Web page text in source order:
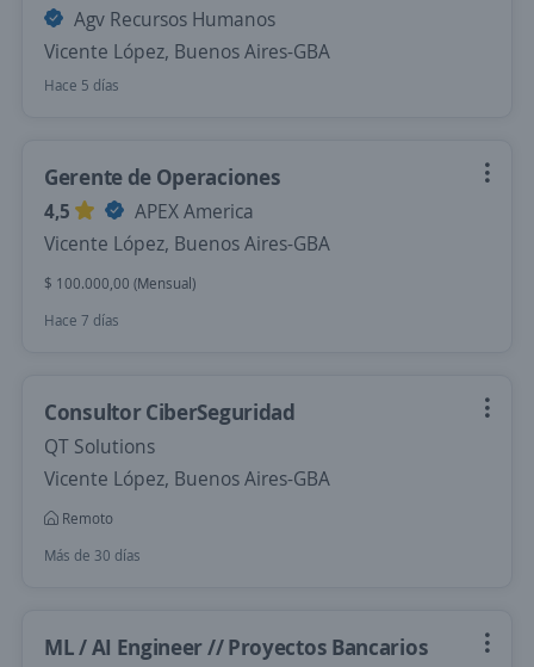
Agv Recursos Humanos
Vicente López, Buenos Aires-GBA
Hace 5 días
Gerente de Operaciones
4,5
APEX America
Vicente López, Buenos Aires-GBA
$ 100.000,00 (Mensual)
Hace 7 días
Consultor CiberSeguridad
QT Solutions
Vicente López, Buenos Aires-GBA
Remoto
Más de 30 días
ML / AI Engineer // Proyectos Bancarios